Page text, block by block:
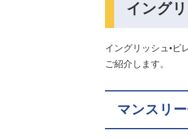
イング
イングリッシュ•ビ
ご紹介します。
マンスリ